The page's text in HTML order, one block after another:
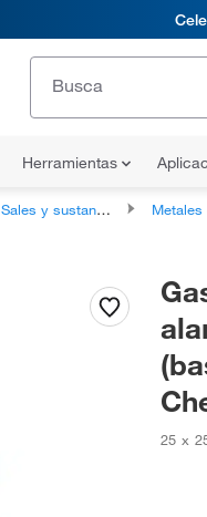
Herramientas
Sales y sustancias inorgánicas Metales
25 x